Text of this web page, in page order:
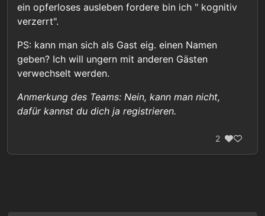
ein opferloses ausleben fordere bin ich " kognitiv
verzerrt".
PS: kann man sich als Gast eig. einen Namen
geben? Ich will ungern mit anderen Gästen
verwechselt werden.
Anmerkung des Teams: Nein, kann man nicht,
dafür kannst du dich ja registrieren.
2